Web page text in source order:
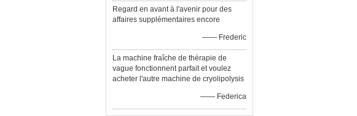
Regard en avant à l'avenir pour des
affaires supplémentaires encore
—— Frederic
La machine fraîche de thérapie de
vague fonctionnent parfait et voulez
acheter l'autre machine de cryolipolysis
—— Federica